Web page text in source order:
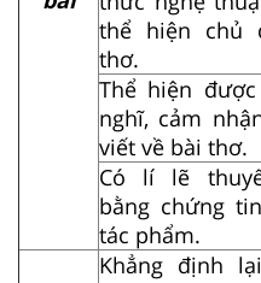
thể hiện chủ
thơ.
Thể hiện
nghĩ, cảm
viết về bài thơ.
Có lí lẽ
bằng chứng
tác phẩm.
Khẳng định